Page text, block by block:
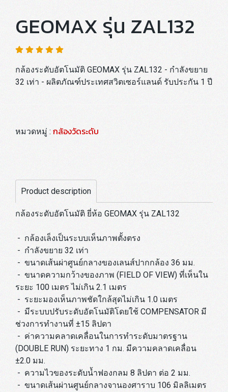
GEOMAX รุ่น ZAL132
กล้องระดับอัตโนมัติ GEOMAX รุ่น ZAL132 - กำลังขยาย
32 เท่า - ผลิตภัณฑ์ประเทศสวิตเซอร์แลนด์ รับประกัน 1 ปี
หมวดหมู่ : กล้องวัดระดับ
Product description
กล้องระดับอัตโนมัติ ยี่ห้อ GEOMAX รุ่น ZAL132
- กล้องเล็งเป็นระบบเห็นภาพตั้งตรง
- กำลังขยาย 32 เท่า
- ขนาดเส้นผ่าศูนย์กลางของเลนส์ปากกล้อง 36 มม.
- ขนาดความกว้างของภาพ (FIELD OF VIEW) ที่เห็นใน
ระยะ 100 เมตร ไม่เกิน 2.1 เมตร
- ระยะมองเห็นภาพชัดใกล้สุดไม่เกิน 1.0 เมตร
- มีระบบปรับระดับอัตโนมัติโดยใช้ COMPENSATOR มี
ช่วงการทำงานที่ ±15 ลิปดา
- ค่าความคลาดเคลื่อนในการทำระดับมาตรฐาน
(DOUBLE RUN) ระยะทาง 1 กม. มีความคลาดเคลื่อน
±2.0 มม.
- ความไวของระดับน้ำฟองกลม 8 ลิปดา ต่อ 2 มม.
- ขนาดเส้นผ่านศูนย์กลางจานองศาราบ 106 มิลลิเมตร